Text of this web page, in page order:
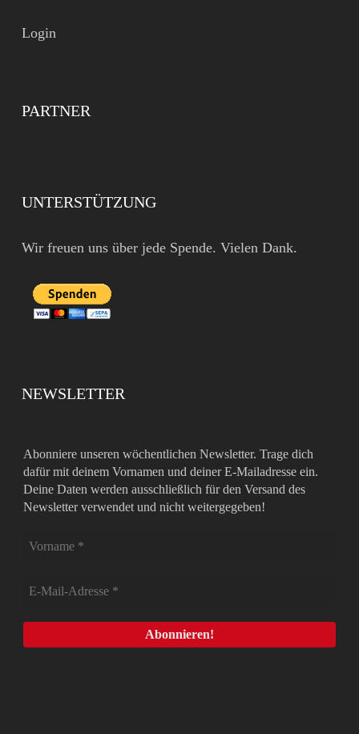
Login
PARTNER
UNTERSTÜTZUNG
Wir freuen uns über jede Spende. Vielen Dank.
NEWSLETTER
Abonniere unseren wöchentlichen Newsletter. Trage dich
dafür mit deinem Vornamen und deiner E-Mailadresse ein.
Deine Daten werden ausschließlich für den Versand des
Newsletter verwendet und nicht weitergegeben!